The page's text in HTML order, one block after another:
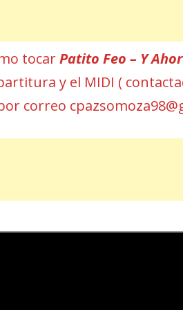
tocarPatito Feo – Y
y el MIDI (
correo